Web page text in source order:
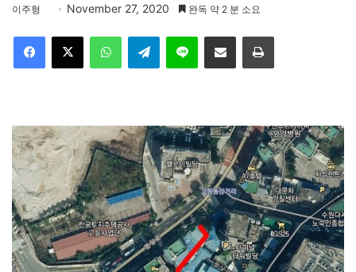
이주형 November 27, 2020 완독 약 2 분 소요
Telegram 이메일